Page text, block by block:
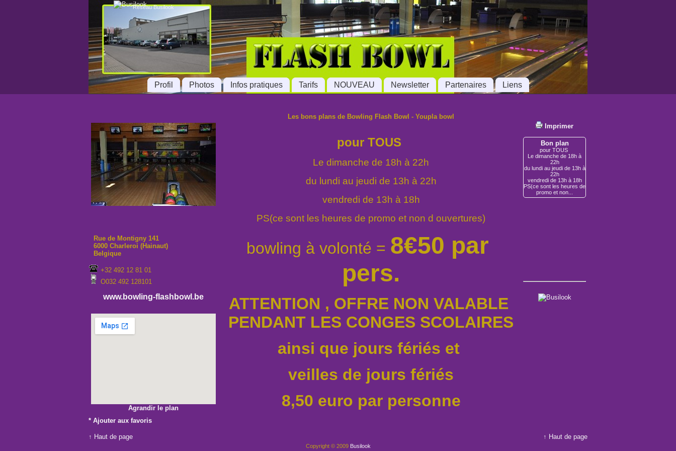
Réseau Busilook
Profil Photos Infos pratiques Tarifs NOUVEAU Newsletter Partenaires Liens
Rue de Montigny 141
6000 Charleroi (Hainaut)
Belgique
+32 492 12 81 01
O032 492 128101
www.bowling-flashbowl.be
Agrandir le plan
* Ajouter aux favoris
Imprimer
Bon plan
pour TOUS
Le dimanche de 18h à
22h
du lundi au jeudi de 13h à
22h
vendredi de 13h à 18h
PS(ce sont les heures de
promo et non...
Les bons plans de Bowling Flash Bowl - Youpla bowl
pour TOUS
Le dimanche de 18h à 22h
du lundi au jeudi de 13h à 22h
vendredi de 13h à 18h
PS(ce sont les heures de promo et non d ouvertures)
bowling à volonté = 8€50 par
pers.
ATTENTION , OFFRE NON VALABLE
PENDANT LES CONGES SCOLAIRES
ainsi que jours fériés et
veilles de jours fériés
8,50 euro par personne
↑ Haut de page ↑ Haut de page
Copyright © 2009 Busilook